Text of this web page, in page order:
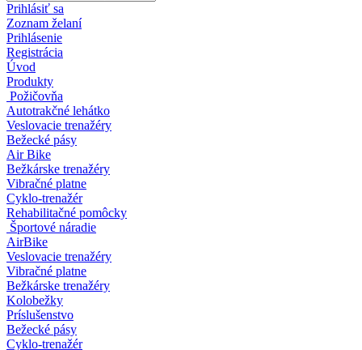
Prihlásiť sa
Zoznam želaní
Prihlásenie
Registrácia
Úvod
Produkty
Požičovňa
Autotrakčné lehátko
Veslovacie trenažéry
Bežecké pásy
Air Bike
Bežkárske trenažéry
Vibračné platne
Cyklo-trenažér
Rehabilitačné pomôcky
Športové náradie
AirBike
Veslovacie trenažéry
Vibračné platne
Bežkárske trenažéry
Kolobežky
Príslušenstvo
Bežecké pásy
Cyklo-trenažér